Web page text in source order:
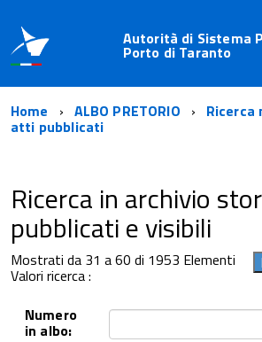
Autorità di Sistema
Porto di Taranto
Home ALBO PRETORIO Ricerca
atti pubblicati
Ricerca in archivio
pubblicati e visibili
Mostrati da 31 a 60 di 1953 Elementi
Valori ricerca :
Numero
in albo: